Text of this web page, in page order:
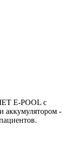
E-POOL с
аккумулятором -